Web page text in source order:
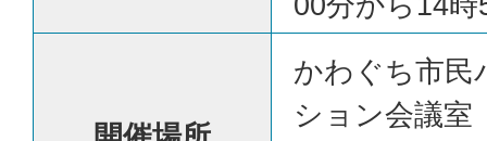
かわぐち市民
ション会議室